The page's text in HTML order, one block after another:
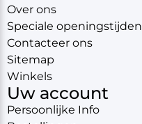
Over ons
Speciale openingstijden
Contacteer ons
Sitemap
Winkels
Uw account
Persoonlijke Info